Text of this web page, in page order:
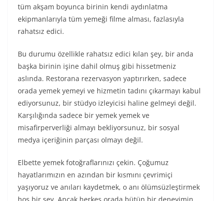
tüm akşam boyunca birinin kendi aydınlatma
ekipmanlarıyla tüm yemeği filme alması, fazlasıyla
rahatsız edici.
Bu durumu özellikle rahatsız edici kılan şey, bir anda
başka birinin işine dahil olmuş gibi hissetmeniz
aslında. Restorana rezervasyon yaptırırken, sadece
orada yemek yemeyi ve hizmetin tadını çıkarmayı kabul
ediyorsunuz, bir stüdyo izleyicisi haline gelmeyi değil.
Karşılığında sadece bir yemek yemek ve
misafirperverliği almayı bekliyorsunuz, bir sosyal
medya içeriğinin parçası olmayı değil.
Elbette yemek fotoğraflarınızı çekin. Çoğumuz
hayatlarımızın en azından bir kısmını çevrimiçi
yaşıyoruz ve anıları kaydetmek, o anı ölümsüzleştirmek